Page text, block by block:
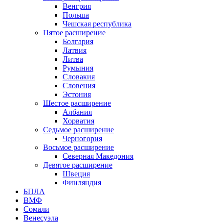
Венгрия
Польша
Чешская республика
Пятое расширение
Болгария
Латвия
Литва
Румыния
Словакия
Словения
Эстония
Шестое расширение
Албания
Хорватия
Седьмое расширение
Черногория
Восьмое расширение
Северная Македония
Девятое расширение
Швеция
Финляндия
БПЛА
ВМФ
Сомали
Венесуэла